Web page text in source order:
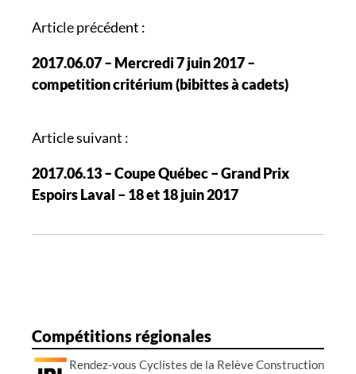
N
v
i
a
i
o
d
r
t
Article précédent :
2017.06.07 – Mercredi 7 juin 2017 –
competition critérium (bibittes à cadets)
Article suivant :
2017.06.13 – Coupe Québec – Grand Prix
Espoirs Laval – 18 et 18 juin 2017
Compétitions régionales
Rendez-vous Cyclistes de la Relève Construction